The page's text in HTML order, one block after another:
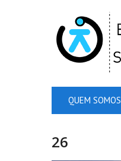
QUEM SOMOS
26